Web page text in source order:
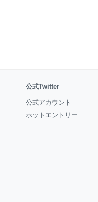
公式Twitter
公式アカウント
ホットエントリー